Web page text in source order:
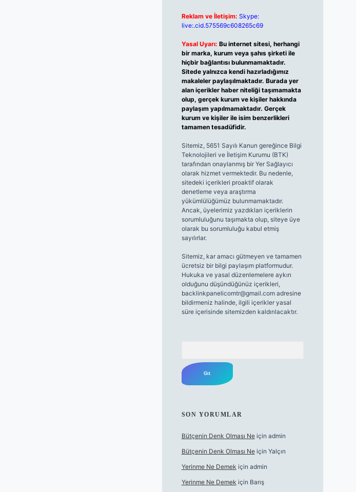
Reklam ve İletişim: Skype:
live:.cid.575569c608265c69
Yasal Uyarı: Bu internet sitesi, herhangi
bir marka, kurum veya şahıs şirketi ile
hiçbir bağlantısı bulunmamaktadır.
Sitede yalnızca kendi hazırladığımız
makaleler paylaşılmaktadır. Burada yer
alan içerikler haber niteliği taşımamakta
olup, gerçek kurum ve kişiler hakkında
paylaşım yapılmamaktadır. Gerçek
kurum ve kişiler ile isim benzerlikleri
tamamen tesadüfidir.
Sitemiz, 5651 Sayılı Kanun gereğince Bilgi
Teknolojileri ve İletişim Kurumu (BTK)
tarafından onaylanmış bir Yer Sağlayıcı
olarak hizmet vermektedir. Bu nedenle,
sitedeki içerikleri proaktif olarak
denetleme veya araştırma
yükümlülüğümüz bulunmamaktadır.
Ancak, üyelerimiz yazdıkları içeriklerin
sorumluluğunu taşımakta olup, siteye üye
olarak bu sorumluluğu kabul etmiş
sayılırlar.
Sitemiz, kar amacı gütmeyen ve tamamen
ücretsiz bir bilgi paylaşım platformudur.
Hukuka ve yasal düzenlemelere aykırı
olduğunu düşündüğünüz içerikleri,
backlinkpanelicomtr@gmail.comadresine
bildirmeniz halinde, ilgili içerikler yasal
süre içerisinde sitemizden kaldırılacaktır.
SON YORUMLAR
Bütçenin Denk Olması Neiçin admin
Bütçenin Denk Olması Neiçin Yalçın
Yerinme Ne Demek için admin
Yerinme Ne Demek için Barış